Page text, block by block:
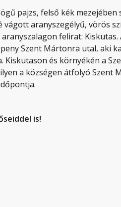
pajzs, felső kék
vágott aranyszegélyű, vörös
felirat:
Szent Mártonra utal, aki
és környékén a
a községen átfolyó Szent
is!